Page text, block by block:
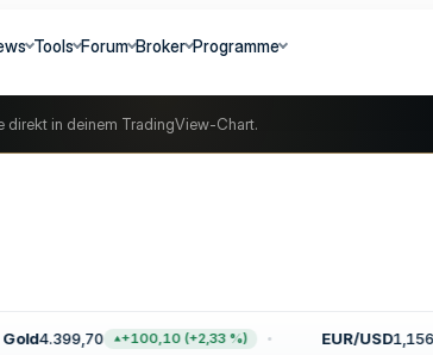
Tools Forum Broker Programme
direkt in deinem TradingView-Chart.
4.399,70 +100,10 (+2,33 %) EUR/USD1,1562